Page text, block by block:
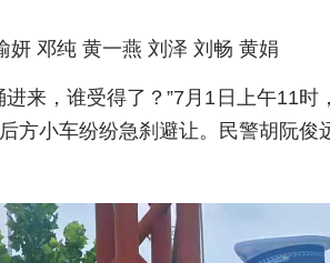
妍 邓纯 黄一燕 刘泽 刘畅 黄娟
来，谁受得了？”7月1日上午11
方小车纷纷急刹避让。民警胡阮俊